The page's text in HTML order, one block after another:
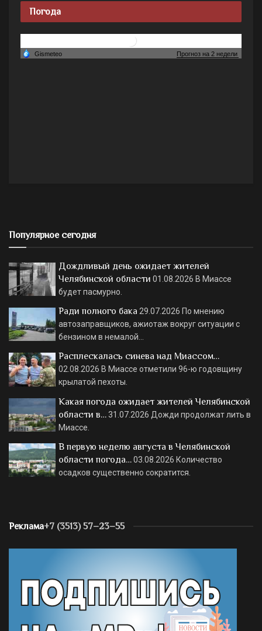
Погода
Популярное сегодня
Дождливый день ожидает жителей
Челябинской области 01.08.2026 В Миассе
будет пасмурно.
Ради полного бака 29.07.2026 По мнению
автозаправщиков, ажиотаж вокруг ситуации с
бензином в немалой…
Расплескалась синева над Миассом…
02.08.2026 В Миассе отметили 96-ю годовщину
крылатой пехоты.
Какая погода ожидает жителей Челябинской
области в…31.07.2026 Дожди продолжат лить в
Миассе.
В первую неделю августа в Челябинской
области погода…03.08.2026 Количество
осадков существенно сократится.
Реклама+7 (3513) 57–23–55